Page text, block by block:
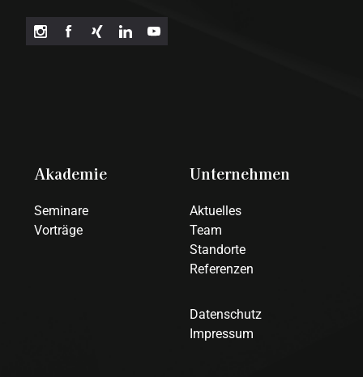
Akademie
Seminare
Vorträge
Unternehmen
Aktuelles
Team
Standorte
Referenzen
Datenschutz
Impressum